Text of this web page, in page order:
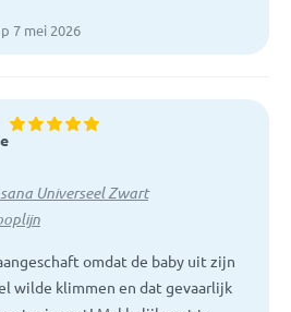
7 mei 2026
Universeel Zwart
omdat de baby uit zijn
wilde klimmen en dat gevaarlijk